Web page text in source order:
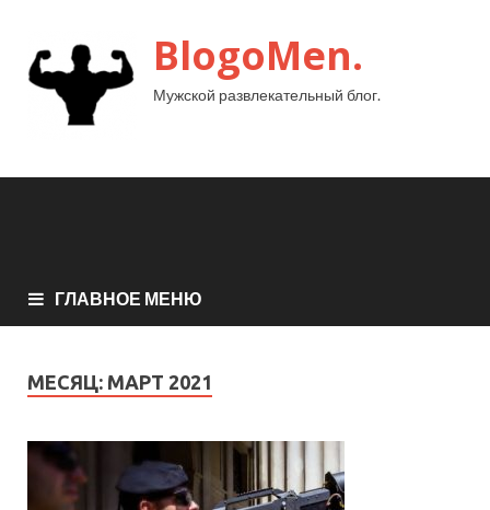
BlogoMen.
Мужской развлекательный блог.
ГЛАВНОЕ МЕНЮ
МЕСЯЦ: МАРТ 2021